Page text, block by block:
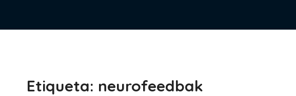
Etiqueta: neurofeedbak